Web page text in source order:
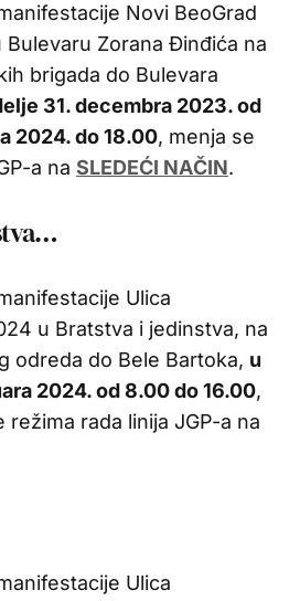
Novi BeoGrad
Bulevaru Zorana Đinđića na
brigada do Bulevara
31. decembra 2023. od
2024. do 18.00, menja se
a na SLEDEĆI NAČIN.
Ulica
u Bratstva i jedinstva, na
odreda do Bele Bartoka, u
2024. od 8.00 do 16.00,
rada linija JGP-a na
Ulica